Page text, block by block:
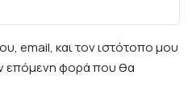
email, και τον ιστότοπο μου
επόμενη φορά που θα